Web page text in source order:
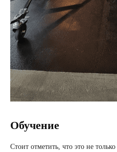
Обучение
Стоит отметить, что это не только